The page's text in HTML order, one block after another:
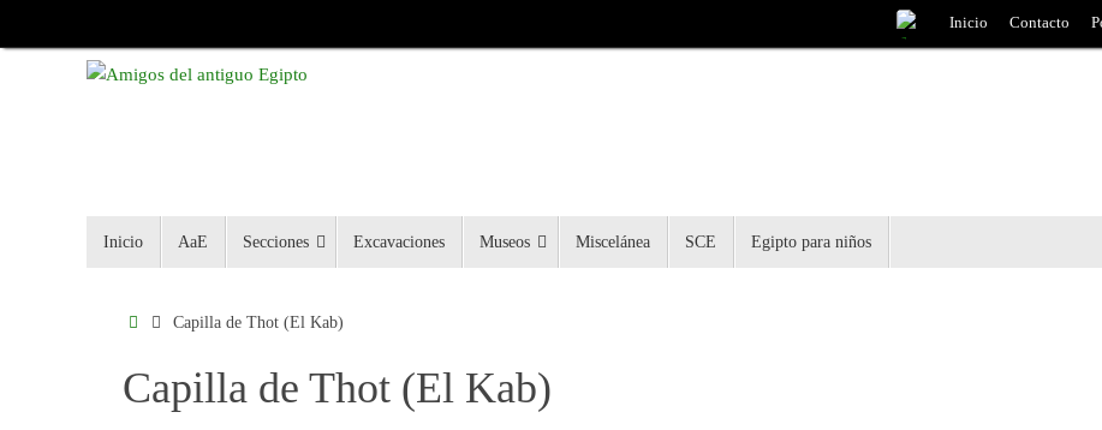
Inicio Contacto
Inicio AaE Secciones Excavaciones Museos Miscelánea SCE Egipto para niños
Capilla de Thot (El Kab)
Capilla de Thot (El Kab)